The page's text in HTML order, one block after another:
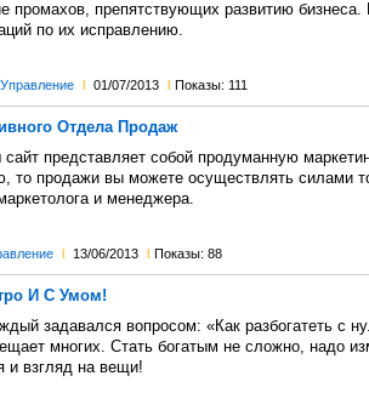
промахов, препятствующих развитию бизнеса.
по их исправлению.
Управление l 01/07/2013 l Показы: 111
Отдела Продаж
представляет собой продуманную
то продажи вы можете осуществлять силами
и менеджера.
l 13/06/2013 l Показы: 88
И С Умом!
задавался вопросом: «Как разбогатеть с
многих. Стать богатым не сложно, надо
и взгляд на вещи!